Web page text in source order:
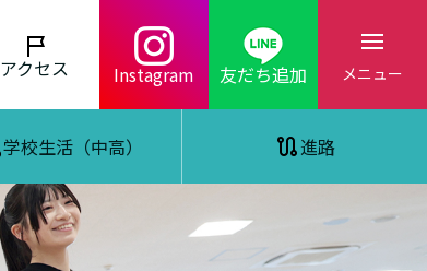
アクセス Instagram 友だち追加
学校生活（中高） 進路
メニュー